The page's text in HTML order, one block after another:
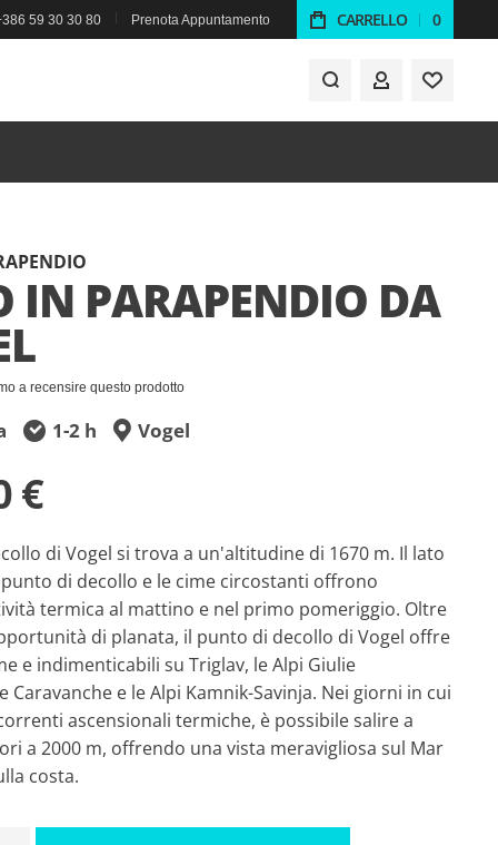
59 30 30 80 Prenota Appuntamento CARRELLO 0
IL MIO
IN PARAPENDIO DA
a recensire questo prodotto
1-2 h Vogel
€
di Vogel si trova a un'altitudine di 1670 m. Il lato
di decollo e le cime circostanti offrono
termica al mattino e nel primo pomeriggio. Oltre
di planata, il punto di decollo di Vogel offre
e indimenticabili su Triglav, le Alpi Giulie
Caravanche e le Alpi Kamnik-Savinja. Nei giorni in cui
ascensionali termiche, è possibile salire a
a 2000 m, offrendo una vista meravigliosa sul Mar
costa.